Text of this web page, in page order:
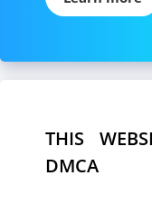
THIS
DMCA